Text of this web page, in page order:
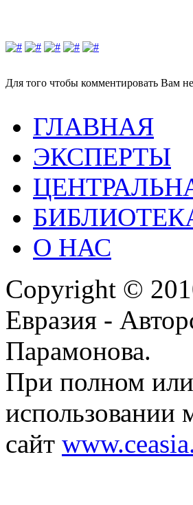
Для того чтобы комментировать Вам
ГЛАВНАЯ
ЭКСПЕРТЫ
О НАС
Copyright ©
Евразия -
Парамонова.
При полном
использовании
сайт